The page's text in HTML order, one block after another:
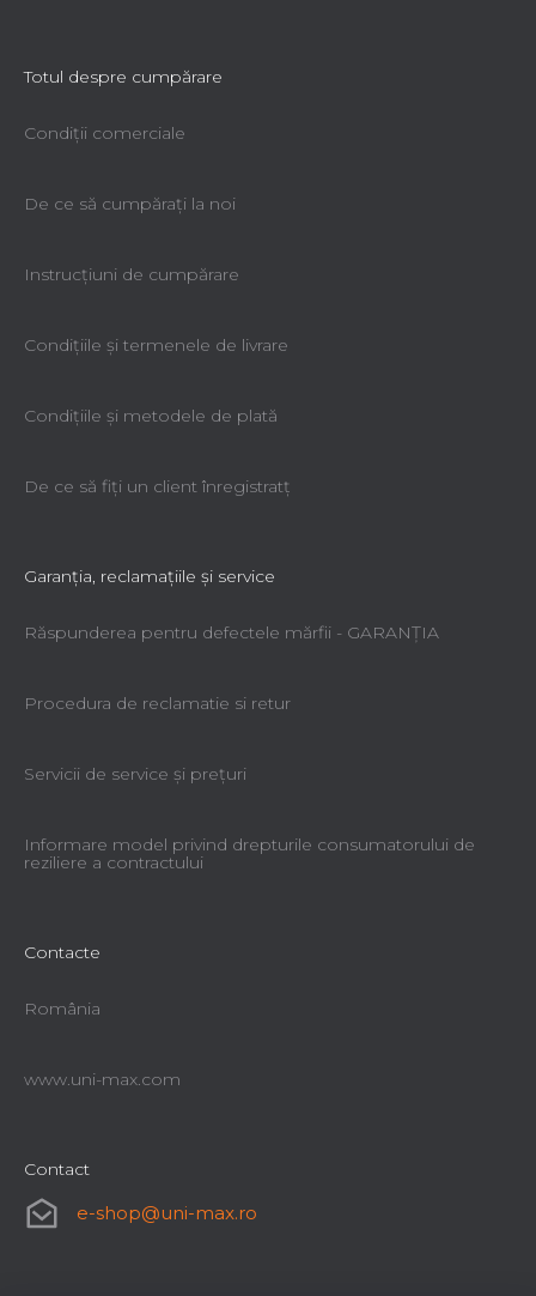
Totul despre cumpărare
Condiții comerciale
De ce să cumpăraţi la noi
Instrucțiuni de cumpărare
Condiţiile şi termenele de livrare
Condiţiile şi metodele de plată
De ce să fiţi un client înregistratţ
Garanţia, reclamaţiile şi service
Răspunderea pentru defectele mărfii - GARANŢIA
Procedura de reclamatie si retur
Servicii de service şi preţuri
Informare model privind drepturile consumatorului de
reziliere a contractului
Contacte
România
www.uni-max.com
Contact
e-shop@uni-max.ro